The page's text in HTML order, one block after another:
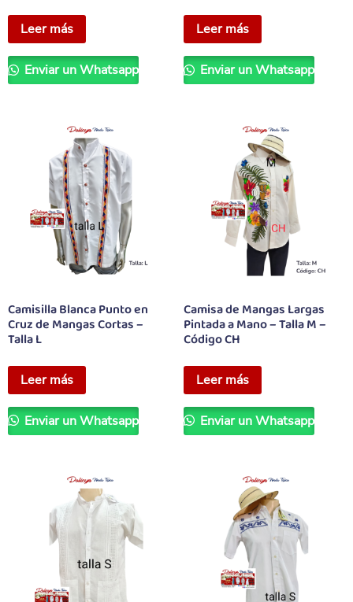
Leer más
Enviar un Whatsapp
Leer más
Enviar un Whatsapp
Camisilla Blanca Punto en
Cruz de Mangas Cortas –
Talla L
Leer más
Enviar un Whatsapp
Camisa de Mangas Largas
Pintada a Mano – Talla M –
Código CH
Leer más
Enviar un Whatsapp